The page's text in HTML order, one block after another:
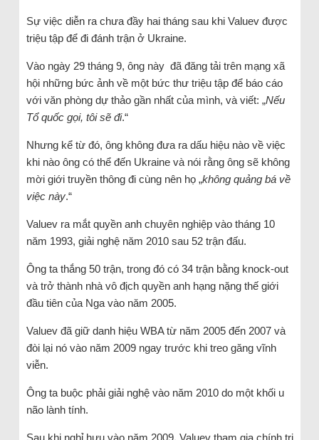
Sự việc diễn ra chưa đầy hai tháng sau khi Valuev được
triệu tập để đi đánh trận ở Ukraine.
Vào ngày 29 tháng 9, ông này đã đăng tải trên mạng xã
hội những bức ảnh về một bức thư triệu tập để báo cáo
với văn phòng dự thảo gần nhất của mình, và viết: „Nếu
Tổ quốc gọi, tôi sẽ đi.“
Nhưng kể từ đó, ông không đưa ra dấu hiệu nào về việc
khi nào ông có thể đến Ukraine và nói rằng ông sẽ không
mời giới truyền thông đi cùng nên họ „không quảng bá về
việc này.“
Valuev ra mắt quyền anh chuyên nghiệp vào tháng 10
năm 1993, giải nghệ năm 2010 sau 52 trận đấu.
Ông ta thắng 50 trận, trong đó có 34 trận bằng knock-out
và trở thành nhà vô địch quyền anh hạng nặng thế giới
đầu tiên của Nga vào năm 2005.
Valuev đã giữ danh hiệu WBA từ năm 2005 đến 2007 và
đòi lại nó vào năm 2009 ngay trước khi treo găng vĩnh
viễn.
Ông ta buộc phải giải nghệ vào năm 2010 do một khối u
não lành tính.
Sau khi nghỉ hưu vào năm 2009, Valuev tham gia chính trị